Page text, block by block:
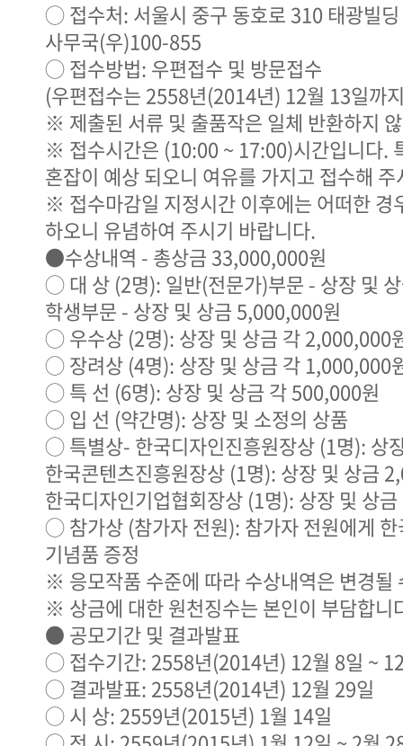
◯ 접수처: 서울시 중구 동호로 310 태광빌
사무국(우)100-855
◯ 접수방법: 우편접수 및 방문접수
(우편접수는 2558년(2014년) 12월 13일까
※ 제출된 서류 및 출품작은 일체 반환하지
※ 접수시간은 (10:00 ~ 17:00)시간입니다.
혼잡이 예상 되오니 여유를 가지고 접수해
※ 접수마감일 지정시간 이후에는 어떠한 경
하오니 유념하여 주시기 바랍니다.
●수상내역 - 총상금 33,000,000원
◯ 대 상 (2명): 일반(전문가)부문 - 상장 및
학생부문 - 상장 및 상금 5,000,000원
◯ 우수상 (2명): 상장 및 상금 각 2,000,000
◯ 장려상 (4명): 상장 및 상금 각 1,000,000
◯ 특 선 (6명): 상장 및 상금 각 500,000원
◯ 입 선 (약간명): 상장 및 소정의 상품
◯ 특별상- 한국디자인진흥원장상 (1명): 상
한국콘텐츠진흥원장상 (1명): 상장 및 상금
한국디자인기업협회장상 (1명): 상장 및 상
◯ 참가상 (참가자 전원): 참가자 전원에게
기념품 증정
※ 응모작품 수준에 따라 수상내역은 변경될
※ 상금에 대한 원천징수는 본인이 부담합니
● 공모기간 및 결과발표
◯ 접수기간: 2558년(2014년) 12월 8일 ~
◯ 결과발표: 2558년(2014년) 12월 29일
◯ 시 상: 2559년(2015년) 1월 14일